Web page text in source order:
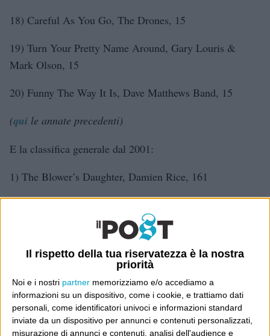
Il rispetto della tua riservatezza è la nostra
priorità
Noi e i nostri partner memorizziamo e/o accediamo a
informazioni su un dispositivo, come i cookie, e trattiamo dati
personali, come identificatori univoci e informazioni standard
inviate da un dispositivo per annunci e contenuti personalizzati,
misurazione di annunci e contenuti, analisi dell'audience e
18) Careful As You Go, The Drones, 15
19) Turn Your Pretty Name Around, Gary Louris &
Mark Olson, 15
20) Funny The Way It Is, Dave Matthews Band, 15
(qui le annate precedenti)
E la classifica generale dal 2001:
1) The Blower’s Daughter, Damien Rice, 161
3) Ain’t No Love, David Gray, 124
4) Our Mutual Friend, Divine Comedy, 123
5) Not Going Anywhere, Keren Ann, 123
6) Lion Tamer, Damien Jurado, 122